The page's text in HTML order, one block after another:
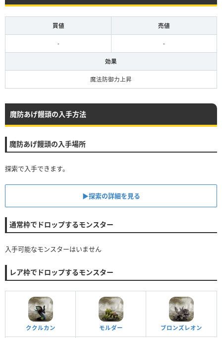
買値 売値
- -
効果
魔法防御力上昇
魔防あげ饅頭の入手方法
魔防あげ饅頭の入手場所
探索で入手できます。
▶探索の詳細を見る
通常枠でドロップするモンスター
入手可能なモンスターはいません
レア枠でドロップするモンスター
ククルカン モルダー ブロンズレオン